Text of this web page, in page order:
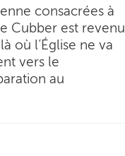
consacrées à
Cubber est revenu
où l’Église ne va
vers le
au